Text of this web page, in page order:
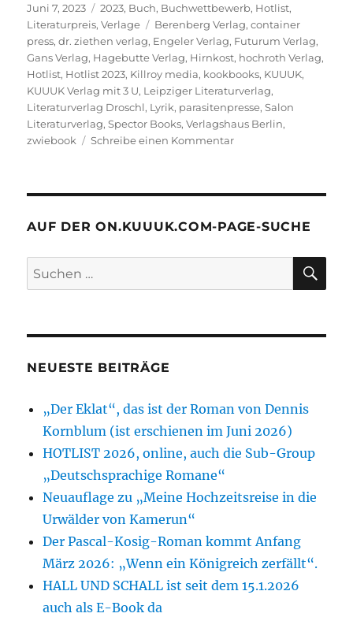
Veröffentlicht
am
Juni 7, 2023 Kategorien
2023, Buch, Buchwettbewerb, Hotlist,
Literaturpreis,Verlage Schlagwörter
Berenberg Verlag,container
press,dr. ziethen verlag, Engeler Verlag, Futurum Verlag,
Gans Verlag, Hagebutte Verlag, Hirnkost, hochroth Verlag,
Hotlist, Hotlist 2023, Killroy media, kookbooks, KUUUK,
KUUUK Verlag mit 3 U, Leipziger Literaturverlag,
Literaturverlag Droschl, Lyrik, parasitenpresse,Salon
Literaturverlag,Spector Books,Verlagshaus Berlin,
zwiebook
Schreibe einen Kommentarzu
2023,
bist
du
AUF DER ON.KUUUK.COM-PAGE-SUCHE
Suchen
nach:
NEUESTE BEITRÄGE
„Der Eklat“, das ist der Roman von Dennis
Kornblum (ist erschienen im Juni 2026)
HOTLIST 2026, online, auch die Sub-Group
„Deutschsprachige Romane“
Neuauflage zu „Meine Hochzeitsreise in die
Urwälder von Kamerun“
Der Pascal-Kosig-Roman kommt Anfang
März 2026: „Wenn ein Königreich zerfällt“.
HALL UND SCHALL ist seit dem 15.1.2026
auch als E-Book da